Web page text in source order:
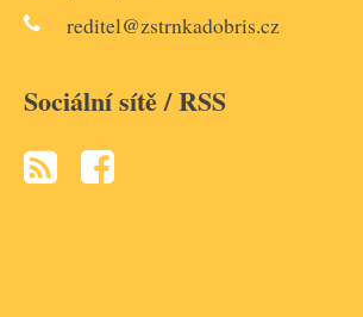
reditel@zstrnkadobris.cz
Sociální sítě / RSS